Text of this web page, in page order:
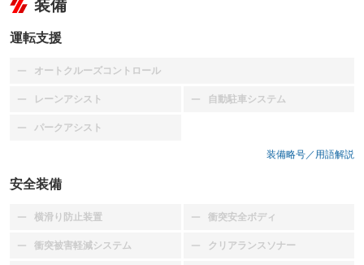
装備
運転支援
オートクルーズコントロール
：装備なし
レーンアシスト
：装備なし 自動駐車システム
：装備なし
パークアシスト
：装備なし
装備略号／用語解説
安全装備
横滑り防止装置
：装備なし 衝突安全ボディ
：装備なし
衝突被害軽減システム
：装備なし クリアランスソナー
：装備なし